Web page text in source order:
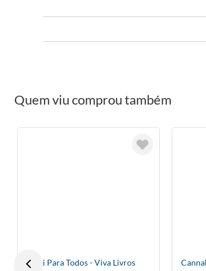
Quem viu comprou também
Reiki Para Todos - Viva Livros